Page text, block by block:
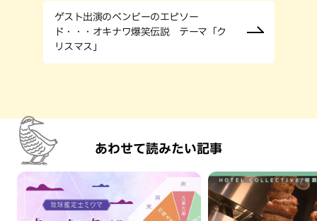
ゲスト出演のベンビーのエピソー
ド・・・オキナワ爆笑伝説 テーマ「ク
リスマス」
あわせて読みたい記事